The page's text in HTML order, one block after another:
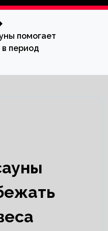
помогает
период